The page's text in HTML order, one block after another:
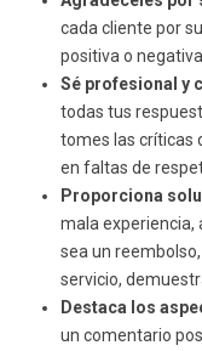
cada cliente por
positiva o negativa.
Sé profesional y
todas tus
tomes las críticas
en faltas de
Proporciona
mala experiencia,
sea un
servicio,
Destaca los
un comentario